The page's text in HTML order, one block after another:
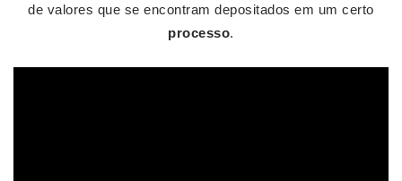
de valores que se encontram depositados em um certo
processo.